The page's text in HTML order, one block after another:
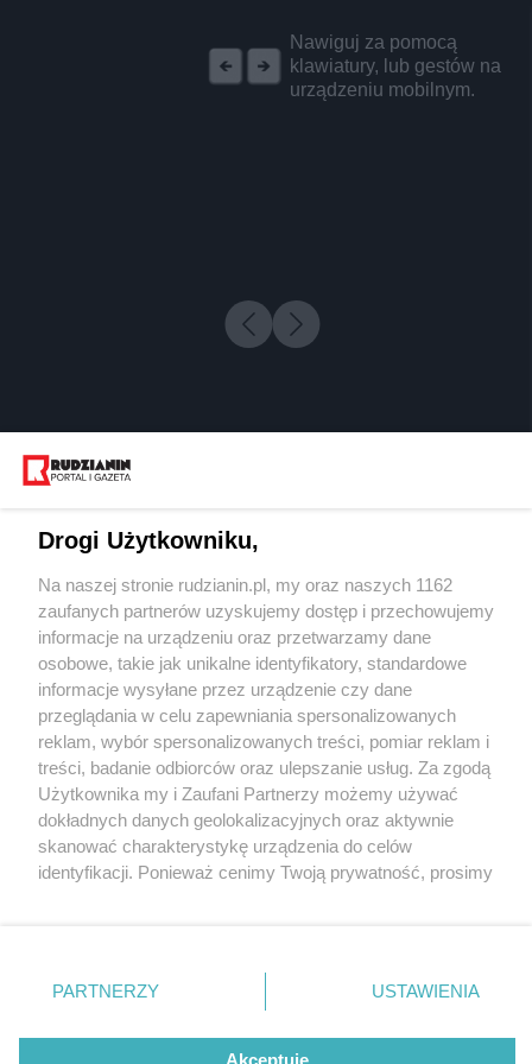
Nawiguj za pomocą
klawiatury, lub gestów na
urządzeniu mobilnym.
5 / 0
Wydawca mediów
Nie zapomnij
zapoznać się z:
polityką prywatności regulamin korzystania z portali
Twojemiasto
Piekary Śląskie
Chorzów
Tarnowskie Góry
Gliwice
Skontakuj sięz nami
Kontakt
Wydawca
Redakcja
Drogi Użytkowniku,
Na naszej stronie rudzianin.pl, my oraz naszych 1162
zaufanych partnerów uzyskujemy dostęp i przechowujemy
informacje na urządzeniu oraz przetwarzamy dane
osobowe, takie jak unikalne identyfikatory, standardowe
informacje wysyłane przez urządzenie czy dane
przeglądania w celu zapewniania spersonalizowanych
reklam, wybór spersonalizowanych treści, pomiar reklam i
treści, badanie odbiorców oraz ulepszanie usług. Za zgodą
Użytkownika my i Zaufani Partnerzy możemy używać
dokładnych danych geolokalizacyjnych oraz aktywnie
skanować charakterystykę urządzenia do celów
identyfikacji. Ponieważ cenimy Twoją prywatność, prosimy
prywatności znajdujący się w lewym dolnym rogu strony
. Niektóre rodzaje przetwarzania danych nie wymagają
zgody użytkownika, ale masz prawo sprzeciwić się
takiemu przetwarzaniu. Preferencje będą miały
PARTNERZY USTAWIENIA
Akceptuję